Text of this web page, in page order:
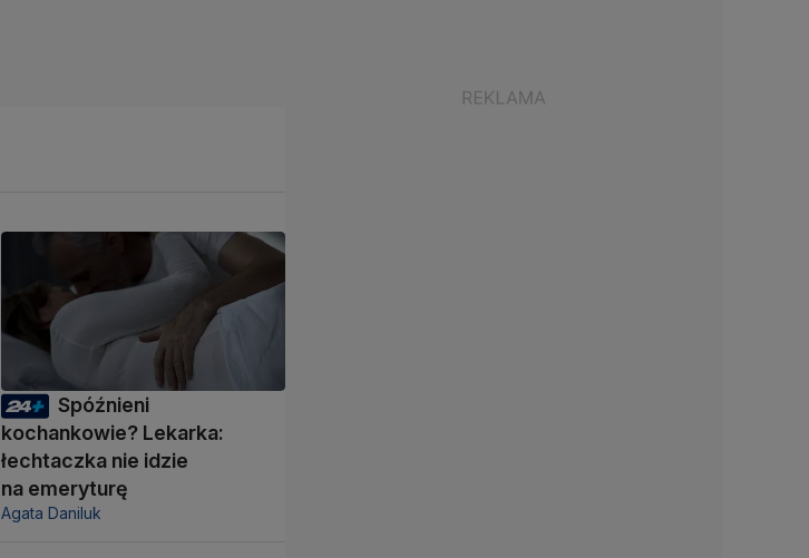
Spóźnieni
kochankowie? Lekarka:
łechtaczka nie idzie
na emeryturę
Agata Daniluk